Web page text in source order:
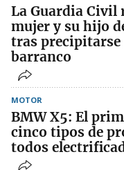
La Guardia Civil
mujer y su hijo
tras precipitarse
barranco
MOTOR
BMW X5: El
cinco tipos de
todos